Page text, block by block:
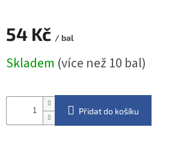
54 Kč / bal
cena:
Skladem (více než 10 bal)
Přidat do košíku